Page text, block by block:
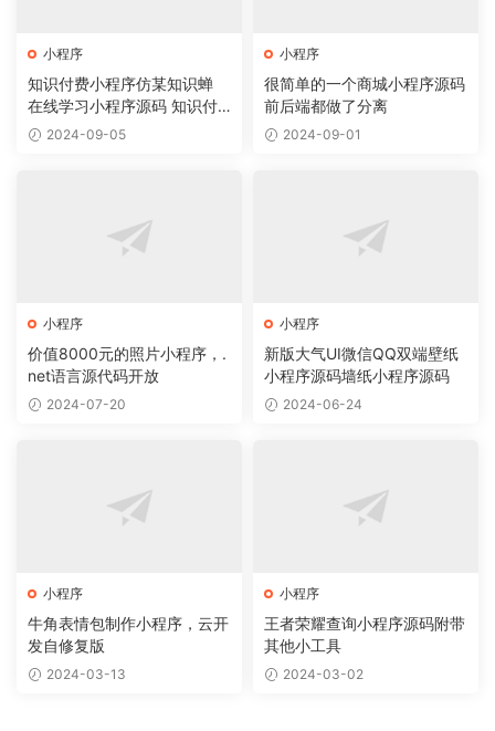
小程序
知识付费小程序仿某知识蝉
在线学习小程序源码 知识付
费系统2024-09-05
小程序
很简单的一个商城小程序源码
前后端都做了分离
2024-09-01
小程序
价值8000元的照片小程序，.
net语言源代码开放
2024-07-20
小程序
新版大气UI微信QQ双端壁纸
小程序源码墙纸小程序源码
2024-06-24
小程序
牛角表情包制作小程序，云开
发自修复版
2024-03-13
小程序
王者荣耀查询小程序源码附带
其他小工具
2024-03-02